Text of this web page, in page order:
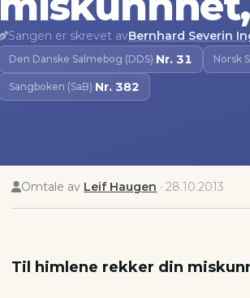
Sangen er skrevet avBernhard Severin
Den Danske Salmebog (DDS)·Nr. 31 Norsk
Sangboken (SaB)·Nr. 382
Omtale av Leif Haugen ·28.10.2013
Til himlene rekker din